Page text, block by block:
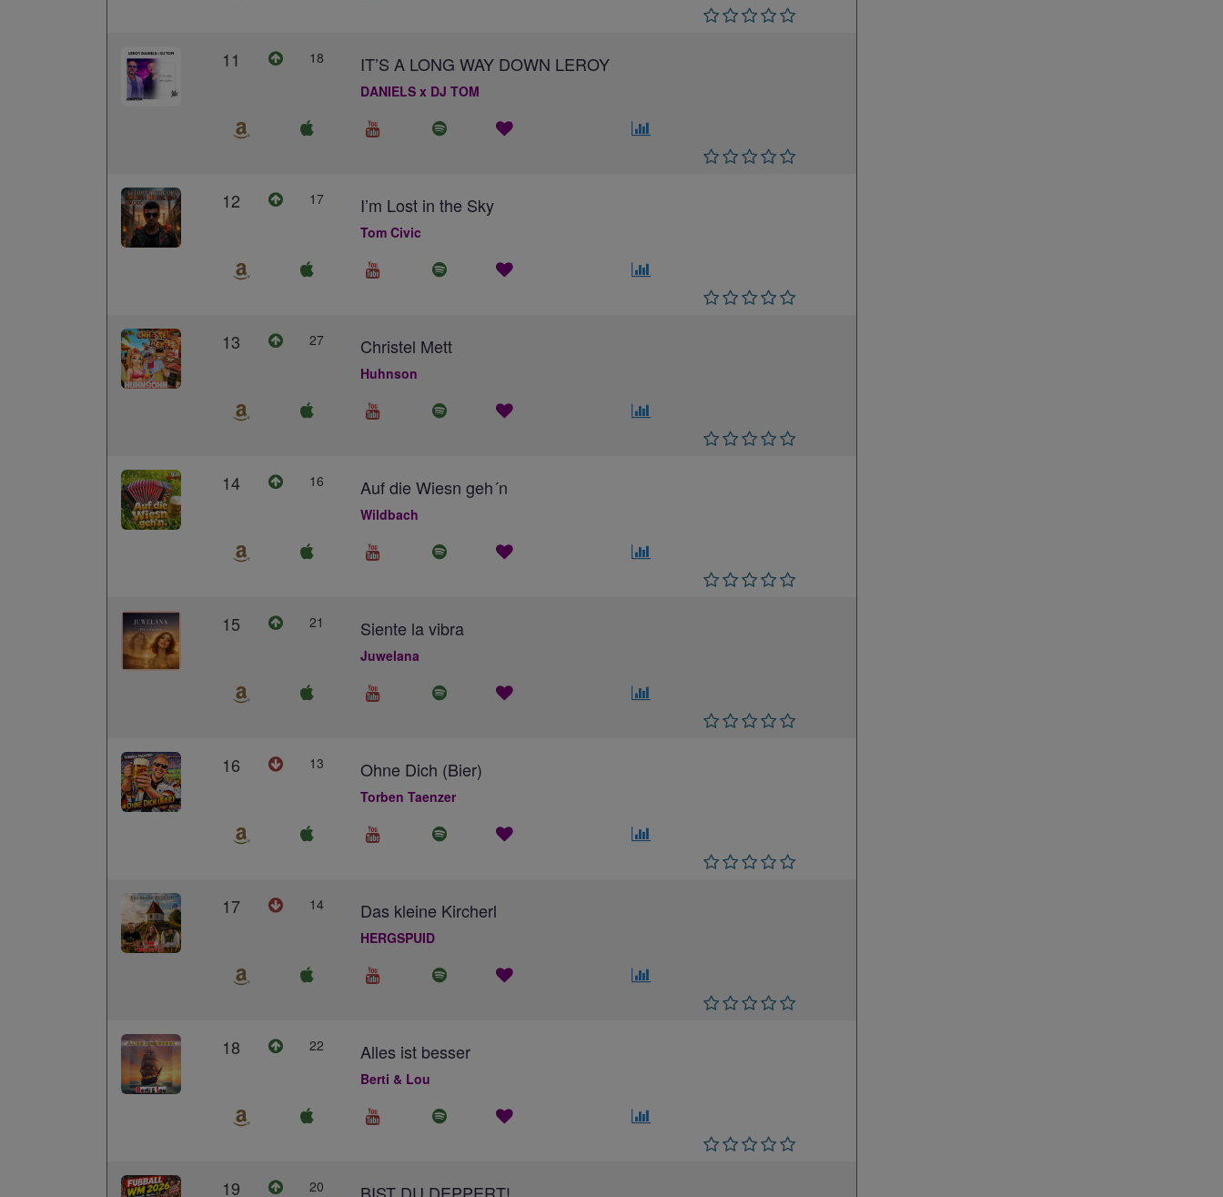
11 18 IT’S A LONG WAY DOWN LEROY
DANIELS x DJ TOM
12 17 I’m Lost in the Sky
Tom Civic
13 27 Christel Mett
Huhnson
14 16 Auf die Wiesn geh´n
Wildbach
15 21 Siente la vibra
Juwelana
16 13 Ohne Dich (Bier)
Torben Taenzer
17 14 Das kleine Kircherl
HERGSPUID
18 22 Alles ist besser
Berti & Lou
19 20 BIST DU DEPPERT!